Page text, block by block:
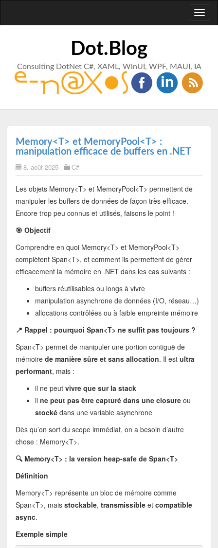
Dot.Blog
Consulting DotNet C#, XAML, WinUI, WPF, MAUI, IA
Memory<T> et MemoryPool<T> :
manipulation efficace de buffers en .NET
8. août 2025 C#
Les objets Memory<T> et MemoryPool<T> permettent de
manipuler les buffers de données de façon très efficace.
Encore trop peu connus et utilisés, faisons le point !
🎯 Objectif
Comprendre en quoi Memory<T> et MemoryPool<T>
complètent Span<T>, et comment ils permettent de gérer
efficacement la mémoire en .NET dans les cas suivants :
buffers réutilisables ou longs à vivre
manipulation asynchrone de données (I/O, réseau…)
allocations contrôlées ou à faible empreinte mémoire
📍 Rappel : pourquoi Span<T> ne suffit pas toujours ?
Span<T> permet de manipuler une portion contiguë de
mémoire de manière sûre et sans allocation. Il est ultra
performant, mais :
il ne peut vivre que sur la stack
il ne peut pas être capturé dans une closureou
stockédans une variable asynchrone
Dès qu’on sort du scope immédiat, on a besoin d’autre
chose : Memory<T>.
🔍 Memory<T> : la version heap-safe de Span<T>
Définition
Memory<T> représente un bloc de mémoire comme
Span<T>, mais stockable, transmissibleet compatible
async.
Exemple simple